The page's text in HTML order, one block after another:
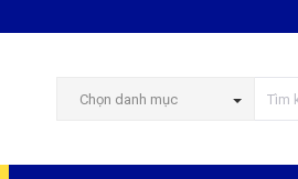
Chọn danh mục
Sáng